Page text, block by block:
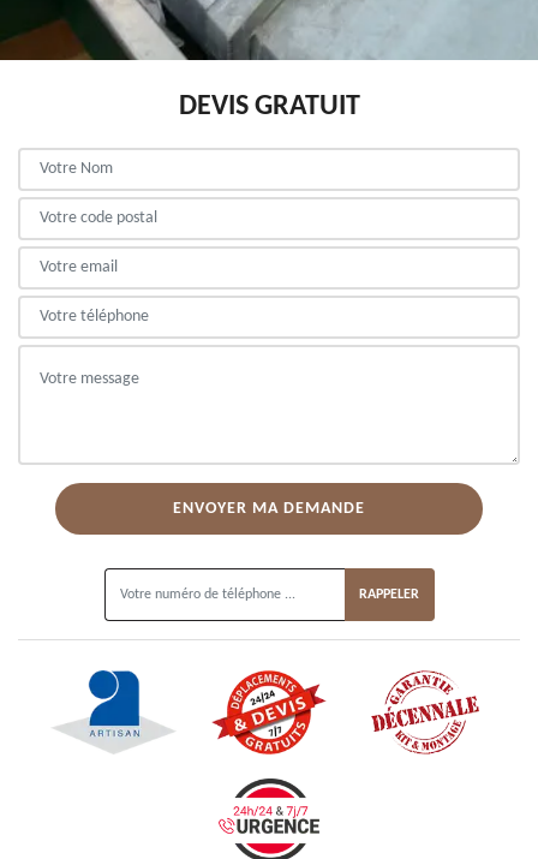
DEVIS GRATUIT